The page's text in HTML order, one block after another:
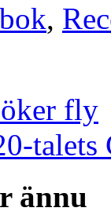
,
fly
talets
ännu